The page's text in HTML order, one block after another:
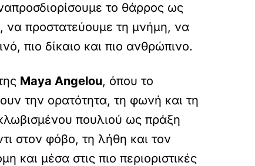
το θάρρος ως
να προστατεύουμε τη μνήμη, να
πιο δίκαιο και πιο ανθρώπινο.
Maya Angelou, όπου το
την ορατότητα, τη φωνή και τη
πουλιού ως πράξη
στον φόβο, τη λήθη και τον
και μέσα στις πιο περιοριστικές